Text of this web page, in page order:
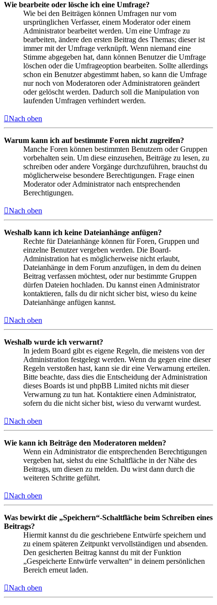
Wie bearbeite oder lösche ich eine Umfrage?
Wie bei den Beiträgen können Umfragen nur vom
ursprünglichen Verfasser, einem Moderator oder einem
Administrator bearbeitet werden. Um eine Umfrage zu
bearbeiten, ändere den ersten Beitrag des Themas; dieser ist
immer mit der Umfrage verknüpft. Wenn niemand eine
Stimme abgegeben hat, dann können Benutzer die Umfrage
löschen oder die Umfrageoption bearbeiten. Sollte allerdings
schon ein Benutzer abgestimmt haben, so kann die Umfrage
nur noch von Moderatoren oder Administratoren geändert
oder gelöscht werden. Dadurch soll die Manipulation von
laufenden Umfragen verhindert werden.
Nach oben
Warum kann ich auf bestimmte Foren nicht zugreifen?
Manche Foren können bestimmten Benutzern oder Gruppen
vorbehalten sein. Um diese einzusehen, Beiträge zu lesen, zu
schreiben oder andere Vorgänge durchzuführen, brauchst du
möglicherweise besondere Berechtigungen. Frage einen
Moderator oder Administrator nach entsprechenden
Berechtigungen.
Nach oben
Weshalb kann ich keine Dateianhänge anfügen?
Rechte für Dateianhänge können für Foren, Gruppen und
einzelne Benutzer vergeben werden. Die Board-
Administration hat es möglicherweise nicht erlaubt,
Dateianhänge in dem Forum anzufügen, in dem du deinen
Beitrag verfassen möchtest, oder nur bestimmte Gruppen
dürfen Dateien hochladen. Du kannst einen Administrator
kontaktieren, falls du dir nicht sicher bist, wieso du keine
Dateianhänge anfügen kannst.
Nach oben
Weshalb wurde ich verwarnt?
In jedem Board gibt es eigene Regeln, die meistens von der
Administration festgelegt werden. Wenn du gegen eine dieser
Regeln verstoßen hast, kann sie dir eine Verwarnung erteilen.
Bitte beachte, dass dies die Entscheidung der Administration
dieses Boards ist und phpBB Limited nichts mit dieser
Verwarnung zu tun hat. Kontaktiere einen Administrator,
sofern du die nicht sicher bist, wieso du verwarnt wurdest.
Nach oben
Wie kann ich Beiträge den Moderatoren melden?
Wenn ein Administrator die entsprechenden Berechtigungen
vergeben hat, siehst du eine Schaltfläche in der Nähe des
Beitrags, um diesen zu melden. Du wirst dann durch die
weiteren Schritte geführt.
Nach oben
Was bewirkt die „Speichern“-Schaltfläche beim Schreiben eines
Beitrags?
Hiermit kannst du die geschriebene Entwürfe speichern und
zu einem späteren Zeitpunkt vervollständigen und absenden.
Den gesicherten Beitrag kannst du mit der Funktion
„Gespeicherte Entwürfe verwalten“ in deinem persönlichen
Bereich erneut laden.
Nach oben